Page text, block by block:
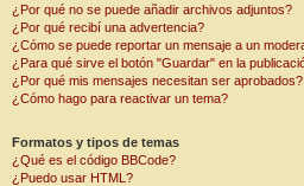
¿Por qué no se puede añadir archivos adjuntos?
¿Por qué recibí una advertencia?
¿Cómo se puede reportar un mensaje a un
¿Para qué sirve el botón "Guardar" en la
¿Por qué mis mensajes necesitan ser aprobados?
¿Cómo hago para reactivar un tema?
Formatos y tipos de temas
¿Qué es el código BBCode?
¿Puedo usar HTML?